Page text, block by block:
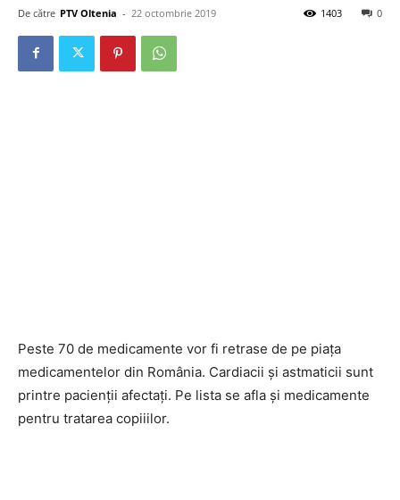
De către PTV Oltenia - 22 octombrie 2019 0
1403
Peste 70 de medicamente vor fi retrase de pe piața
medicamentelor din România. Cardiacii și astmaticii sunt
printre pacienții afectați. Pe lista se afla și medicamente
pentru tratarea copiiilor.